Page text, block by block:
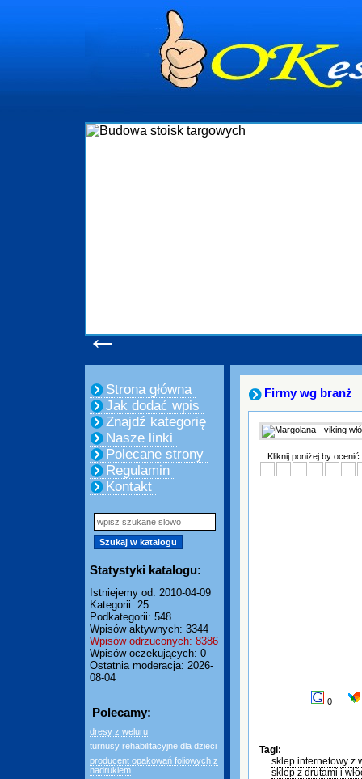
←
Strona główna
Jak dodać wpis
Znajdź kategorię
Nasze linki
Polecane strony
Regulamin
Kontakt
Statystyki katalogu:
Istniejemy od: 2010-04-09
Kategorii: 25
Podkategorii: 548
Wpisów aktywnych: 3344
Wpisów odrzuconych: 8386
Wpisów oczekujących: 0
Ostatnia moderacja: 2026-
08-04
Polecamy:
dresy z weluru
turnusy rehabilitacyjne dla dzieci
producent opakowań foliowych z
nadrukiem
Firmy wg branż
Kliknij poniżej by ocenić
0
Tagi:
sklep internetowy z
sklep z drutami i